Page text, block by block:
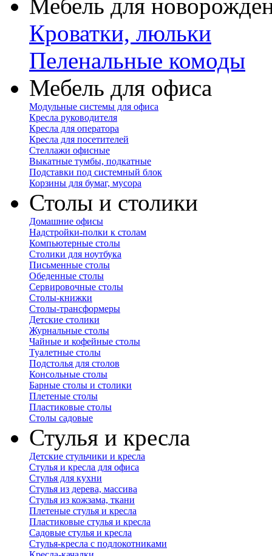
Мебель для
Кроватки, люльки
Пеленальные комоды
Мебель для офиса
Модульные системы для офиса
Кресла руководителя
Кресла для оператора
Кресла для посетителей
Стеллажи офисные
Выкатные тумбы, подкатные
Подставки под системный блок
Корзины для бумаг, мусора
Столы и столики
Домашние офисы
Надстройки-полки к столам
Компьютерные столы
Столики для ноутбука
Письменные столы
Обеденные столы
Сервировочные столы
Столы-книжки
Столы-трансформеры
Детские столики
Журнальные столы
Чайные и кофейные столы
Туалетные столы
Подстолья для столов
Консольные столы
Барные столы и столики
Плетеные столы
Пластиковые столы
Столы садовые
Стулья и кресла
Детские стульчики и кресла
Стулья и кресла для офиса
Стулья для кухни
Стулья из дерева, массива
Стулья из кожзама, ткани
Плетеные стулья и кресла
Пластиковые стулья и кресла
Садовые стулья и кресла
Стулья-кресла с подлокотниками